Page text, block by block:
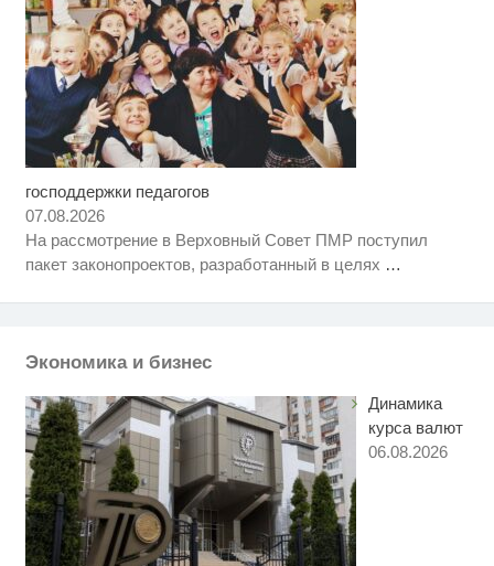
господдержки педагогов
07.08.2026
На рассмотрение в Верховный Совет ПМР поступил
пакет законопроектов, разработанный в целях …
Экономика и бизнес
Динамика
курса валют
06.08.2026
Ролик длится несколько секунд,
Ржу не переставая, это видео
пересмотришь не раз